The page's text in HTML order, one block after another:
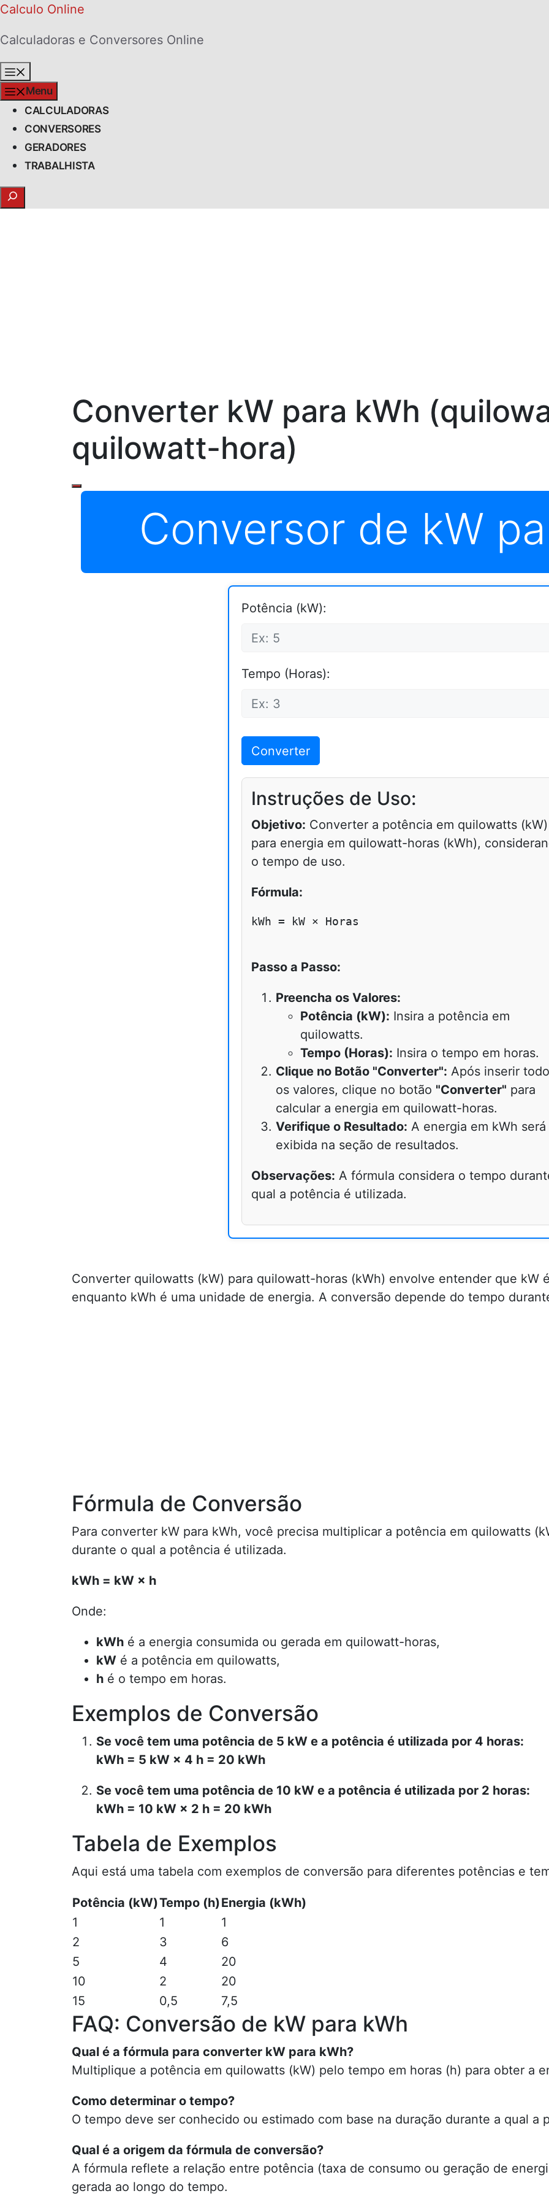
Skip
content
Calculo Online
Calculadoras e Conversores Online
Menu
CALCULADORAS
CONVERSORES
GERADORES
TRABALHISTA
Search
Converter kW para kWh
quilowatt-hora)
Conversor de kW
Potência (kW):
Tempo (Horas):
Converter
Instruções de Uso:
Objetivo: Converter a potência em quilowatts (kW)
para energia em quilowatt-horas (kWh),
o tempo de uso.
Fórmula:
kWh = kW × Horas
Passo a Passo:
Preencha os Valores:
Potência (kW): Insira a potência em
quilowatts.
Tempo (Horas): Insira o tempo em horas.
Clique no Botão "Converter": Após inserir
os valores, clique no botão "Converter" para
calcular a energia em quilowatt-horas.
Verifique o Resultado: A energia em kWh será
exibida na seção de resultados.
Observações: A fórmula considera o tempo
qual a potência é utilizada.
Converter quilowatts (kW) para quilowatt-horas (kWh) envolve entender que kW
enquanto kWh é uma unidade de energia. A conversão depende do tempo
Fórmula de Conversão
Para converter kW para kWh, você precisa multiplicar a potência em quilowatts
durante o qual a potência é utilizada.
kWh = kW × h
Onde:
kWh é a energia consumida ou gerada em quilowatt-horas,
kW é a potência em quilowatts,
h é o tempo em horas.
Exemplos de Conversão
Se você tem uma potência de 5 kW e a potência é utilizada por 4 horas:
kWh = 5 kW × 4 h = 20 kWh
Se você tem uma potência de 10 kW e a potência é utilizada por 2 horas:
kWh = 10 kW × 2 h = 20 kWh
Tabela de Exemplos
Aqui está uma tabela com exemplos de conversão para diferentes potências e
Potência (kW)Tempo (h)Energia (kWh)
1
1
1
2
3
6
5
4
20
10
2
20
15
0,5 7,5
FAQ: Conversão de kW para kWh
Qual é a fórmula para converter kW para kWh?
Multiplique a potência em quilowatts (kW) pelo tempo em horas (h) para obter a
Como determinar o tempo?
O tempo deve ser conhecido ou estimado com base na duração durante a qual a
Qual é a origem da fórmula de conversão?
A fórmula reflete a relação entre potência (taxa de consumo ou geração de
gerada ao longo do tempo.